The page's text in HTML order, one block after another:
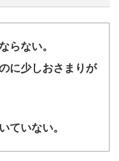
らない。
に少しおさまりが
ていない。